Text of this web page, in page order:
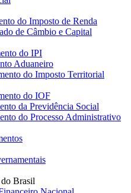
do Imposto de Renda
de Câmbio e Capital
do IPI
Aduaneiro
do Imposto Territorial
do IOF
da Previdência Social
do Processo Administrativo
Brasil